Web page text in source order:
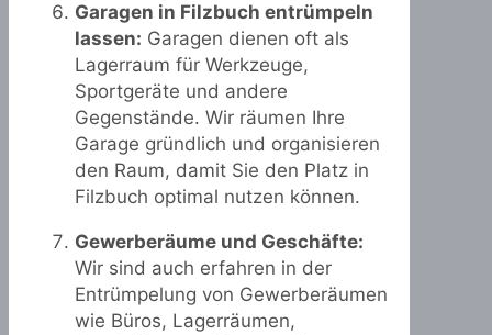
Garagen in Filzbuch entrümpeln
lassen: Garagen dienen oft als
Lagerraum für Werkzeuge,
Sportgeräte und andere
Gegenstände. Wir räumen Ihre
Garage gründlich und organisieren
den Raum, damit Sie den Platz in
Filzbuch optimal nutzen können.
Gewerberäume und Geschäfte:
Wir sind auch erfahren in der
Entrümpelung von Gewerberäumen
wie Büros, Lagerräumen,